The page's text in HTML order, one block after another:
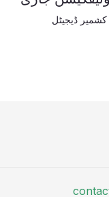
,کشمیر ڈیجیٹل